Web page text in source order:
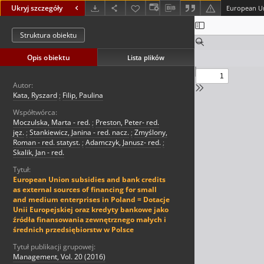
Ukryj szczegóły
Struktura obiektu
Opis obiektu Lista plików
Autor:
Kata, Ryszard ; Filip, Paulina
Współtwórca:
Moczulska, Marta - red. ; Preston, Peter- red.
jęz. ; Stankiewicz, Janina - red. nacz. ; Zmyślony,
Roman - red. statyst. ; Adamczyk, Janusz- red. ;
Skalik, Jan - red.
Tytuł:
European Union subsidies and bank credits
as external sources of financing for small
and medium enterprises in Poland = Dotacje
Unii Europejskiej oraz kredyty bankowe jako
źródła finansowania zewnętrznego małych i
średnich przedsiębiorstw w Polsce
Tytuł publikacji grupowej:
Management, Vol. 20 (2016)